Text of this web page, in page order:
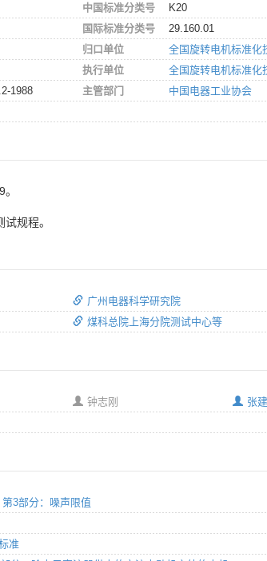
1988
中国标准分类号
K20
国际标准分类号
29.160.01
归口单位
全国旋转电机标准化
执行单位
全国旋转电机标准化
主管部门
中国电器工业协会
规程。
广州电器科学研究院
煤科总院上海分院测试中心等
钟志刚 张建
3部分：噪声限值
准